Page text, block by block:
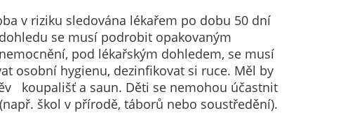
v riziku sledována lékařem po dobu 50 dní
se musí podrobit opakovaným
pod lékařským dohledem, se musí
osobní hygienu, dezinfikovat si ruce. Měl by
koupališť a saun. Děti se nemohou účastnit
škol v přírodě, táborů nebo soustředění).